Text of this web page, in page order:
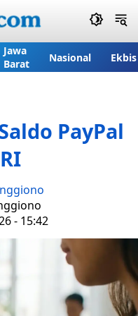
Jawa
Barat
Nasional Ekbis
PayPal
- 15:42